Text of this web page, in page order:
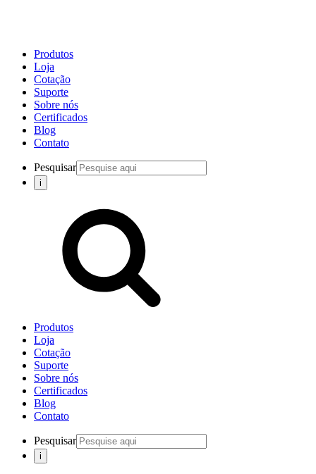
Produtos
Loja
Cotação
Suporte
Sobre nós
Certificados
Blog
Contato
Pesquisar
Produtos
Loja
Cotação
Suporte
Sobre nós
Certificados
Blog
Contato
Pesquisar